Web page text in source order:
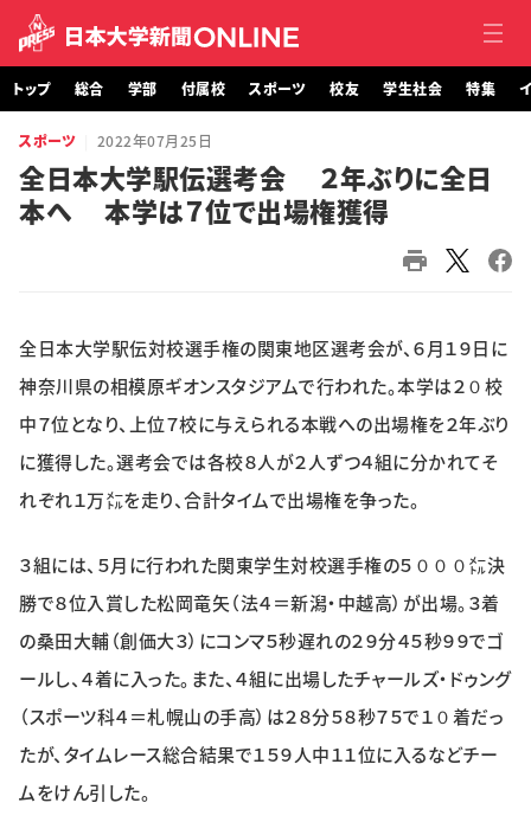
トップ
総合
スポーツ
学生社会
特集・企画
イベント
購読 日大文芸賞
学生記者募集 お問い合わせ
トップ 総合 学部 付属校 スポーツ 校友 学生社会 特集
スポーツ 2022年07月25日
全日本大学駅伝選考会 ２年ぶりに全日
本へ 本学は７位で出場権獲得
全日本大学駅伝対校選手権の関東地区選考会が、６月１９日に
神奈川県の相模原ギオンスタジアムで行われた。本学は２０校
中７位となり、上位７校に与えられる本戦への出場権を２年ぶり
に獲得した。選考会では各校８人が２人ずつ４組に分かれてそ
れぞれ１万㍍を走り、合計タイムで出場権を争った。
３組には、５月に行われた関東学生対校選手権の５０００㍍決
勝で８位入賞した松岡竜矢（法４＝新潟・中越高）が出場。３着
の桑田大輔（創価大３）にコンマ５秒遅れの２９分４５秒９９でゴ
ールし、４着に入った。また、４組に出場したチャールズ・ドゥング
（スポーツ科４＝札幌山の手高）は２８分５８秒７５で１０着だっ
たが、タイムレース総合結果で１５９人中１１位に入るなどチー
ムをけん引した。